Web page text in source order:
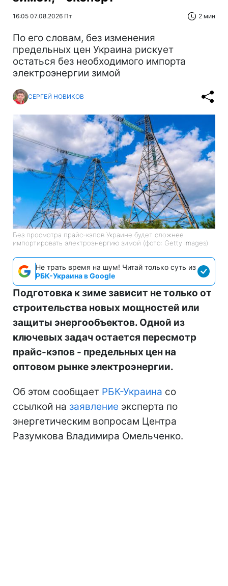
16:05 07.08.2026 Пт 2 мин
По его словам, без изменения
предельных цен Украина рискует
остаться без необходимого импорта
электроэнергии зимой
СЕРГЕЙ НОВИКОВ
Без просмотра прайс-кэпов Украине будет сложнее
импортировать электроэнергию зимой (фото: Getty Images)
Не трать время на шум! Читай только суть из
РБК-Украина в Google
Подготовка к зиме зависит не только от
строительства новых мощностей или
защиты энергообъектов. Одной из
ключевых задач остается пересмотр
прайс-кэпов - предельных цен на
оптовом рынке электроэнергии.
Об этом сообщает РБК-Украина со
ссылкой на заявление эксперта по
энергетическим вопросам Центра
Разумкова Владимира Омельченко.